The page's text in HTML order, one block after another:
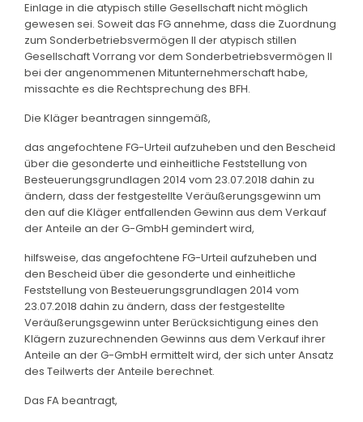
Einlage in die atypisch stille Gesellschaft nicht möglich
gewesen sei. Soweit das FG annehme, dass die Zuordnung
zum Sonderbetriebsvermögen II der atypisch stillen
Gesellschaft Vorrang vor dem Sonderbetriebsvermögen II
bei der angenommenen Mitunternehmerschaft habe,
missachte es die Rechtsprechung des BFH.
Die Kläger beantragen sinngemäß,
das angefochtene FG-Urteil aufzuheben und den Bescheid
über die gesonderte und einheitliche Feststellung von
Besteuerungsgrundlagen 2014 vom 23.07.2018 dahin zu
ändern, dass der festgestellte Veräußerungsgewinn um
den auf die Kläger entfallenden Gewinn aus dem Verkauf
der Anteile an der G-GmbH gemindert wird,
hilfsweise, das angefochtene FG-Urteil aufzuheben und
den Bescheid über die gesonderte und einheitliche
Feststellung von Besteuerungsgrundlagen 2014 vom
23.07.2018 dahin zu ändern, dass der festgestellte
Veräußerungsgewinn unter Berücksichtigung eines den
Klägern zuzurechnenden Gewinns aus dem Verkauf ihrer
Anteile an der G-GmbH ermittelt wird, der sich unter Ansatz
des Teilwerts der Anteile berechnet.
Das FA beantragt,